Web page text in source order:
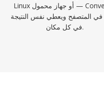
Linux أو جهاز محمول — Convertio
المتصفح ويعطي نفس النتيجة
في كل مكان.